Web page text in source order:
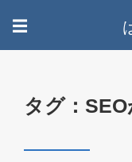
☰
タグ：